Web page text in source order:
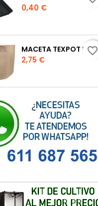
Precio
0,40 €
MACETA TEXPOT URBAN COLOR ARENA
Precio
2,75 €
favorite_border